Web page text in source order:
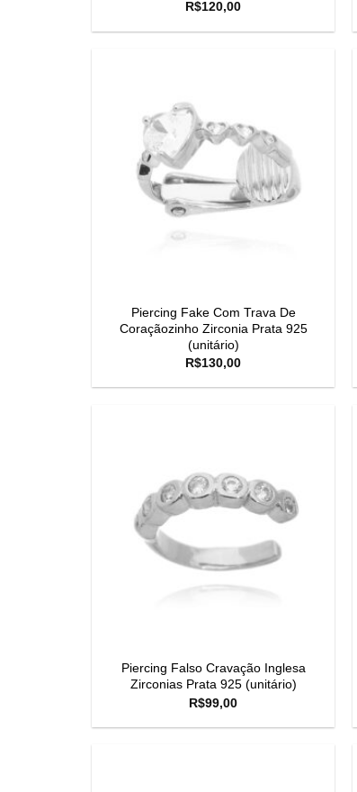
R$120,00
Piercing Fake Com Trava De
Coraçãozinho Zirconia Prata 925
(unitário)
R$130,00
Piercing Falso Cravação Inglesa
Zirconias Prata 925 (unitário)
R$99,00